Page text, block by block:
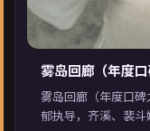
雾岛回廊（年度口
雾岛回廊（年度口
郁执导，齐溪、裴斗